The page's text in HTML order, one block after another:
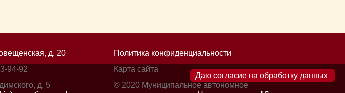
д. 20
94-92
д. 5
Политика конфиденциальности
Карта сайта
© 2020 Муниципальное автономное